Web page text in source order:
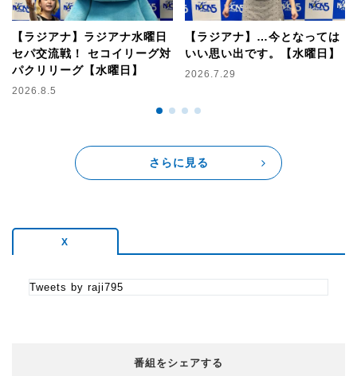
【ラジアナ】ラジアナ水曜日
セパ交流戦！ セコイリーグ対
パクリリーグ【水曜日】
2026.8.5
【ラジアナ】…今となっては
いい思い出です。【水曜日】
2026.7.29
さらに見る
X
Tweets by raji795
番組をシェアする